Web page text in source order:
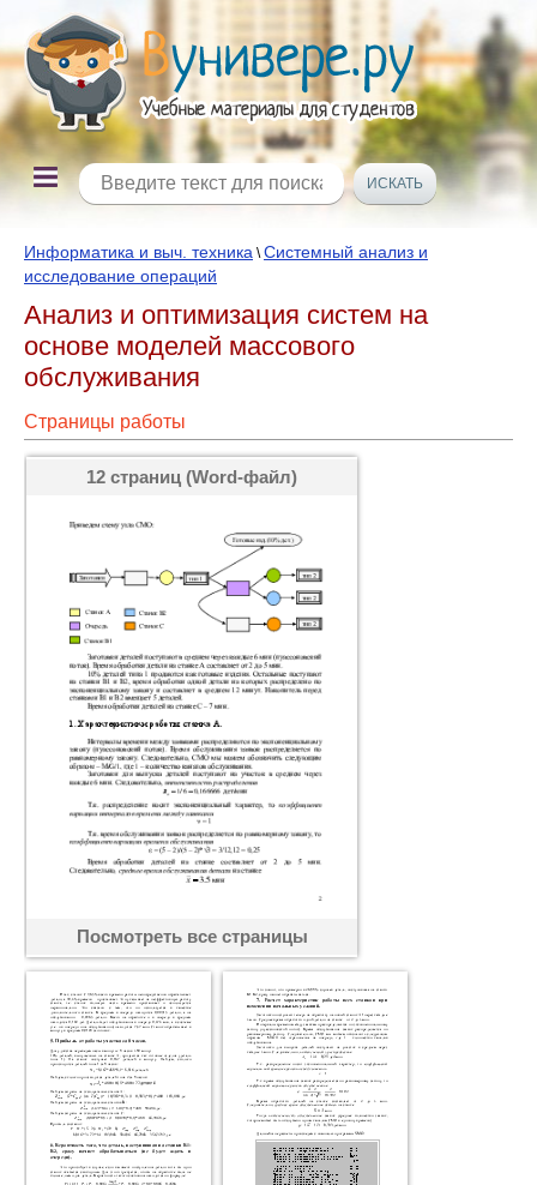
Информатика и выч. техника \Системный анализ и
исследование операций
Анализ и оптимизация систем на
основе моделей массового
обслуживания
Страницы работы
12 страниц (Word-файл)
Посмотреть все страницы